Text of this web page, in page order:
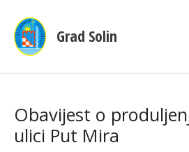
Grad Solin
Obavijest o
ulici Put Mira